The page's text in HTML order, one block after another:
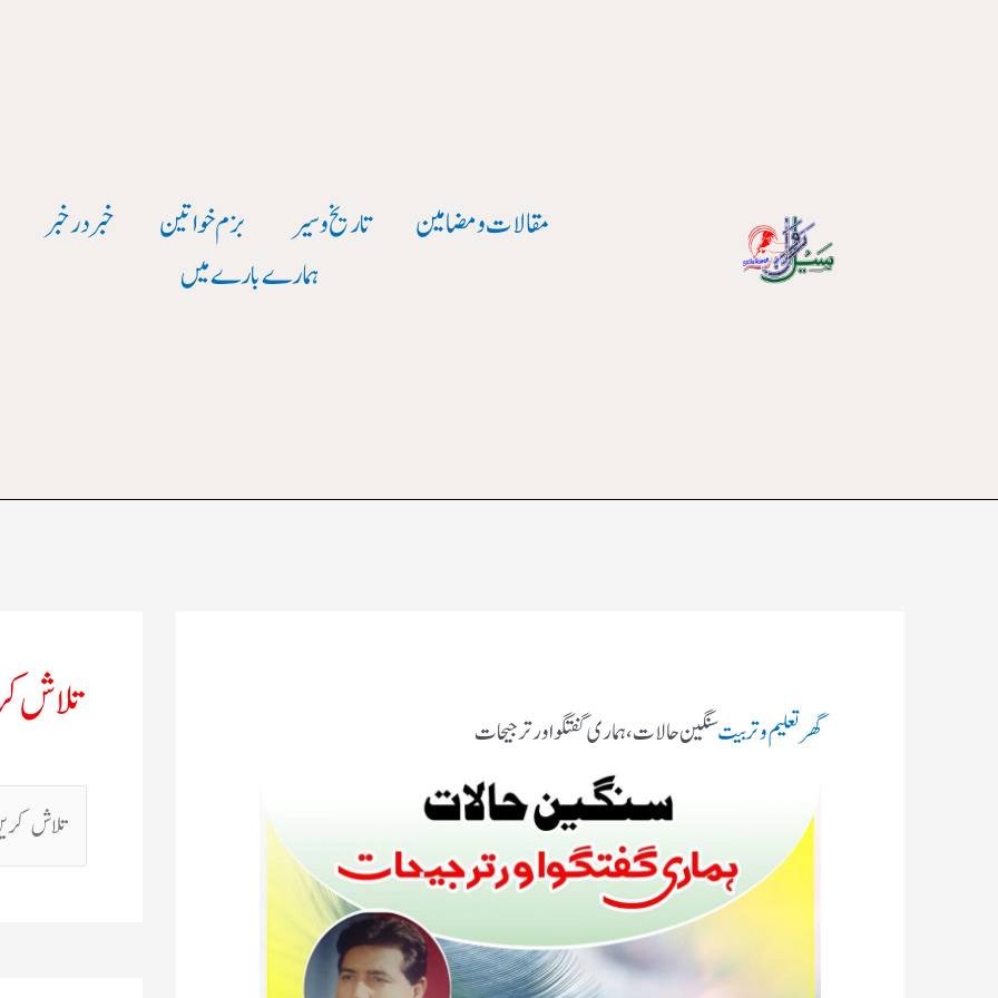
مقالات و مضامین تاریخ وسیر بزم خواتین خبر در خبر
ہمارے بارے میں
گھرتعلیم و تربیتسنگین حالات ، ہماری گفتگو اور ترجیحات تلاش